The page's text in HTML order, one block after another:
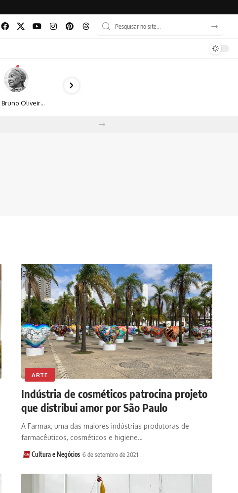
Bruno Oliveira retrata o cotidiano urbano por meio da fotografia em preto e branco
ARTE
Indústria de cosméticos patrocina projeto
que distribui amor por São Paulo
A Farmax, uma das maiores indústrias produtoras de
farmacêuticos, cosméticos e higiene…
Cultura e Negócios 6 de setembro de 2021